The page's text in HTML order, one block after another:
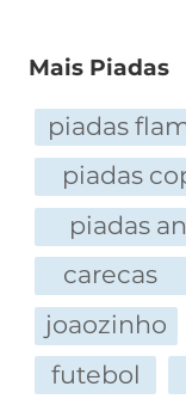
Mais Piadas
piadas
piadas
piadas
carecas
joaozinho
futebol